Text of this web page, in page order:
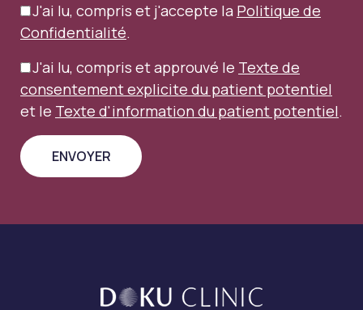
J'ai lu, compris et j'accepte la Politique de
Confidentialité.
J'ai lu, compris et approuvé le Texte de
consentement explicite du patient potentiel
et le Texte d'information du patient potentiel.